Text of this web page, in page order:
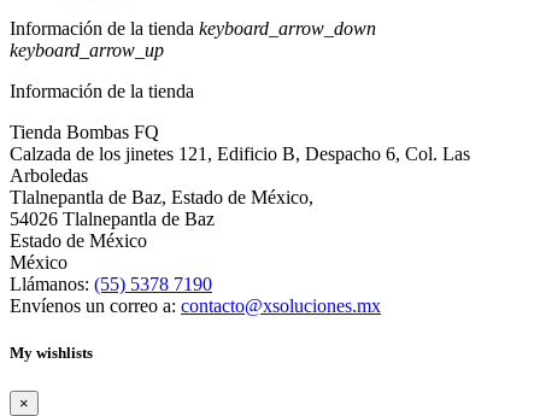
Información de la tienda keyboard_arrow_down
keyboard_arrow_up
Información de la tienda
Tienda Bombas FQ
Calzada de los jinetes 121, Edificio B, Despacho 6, Col. Las
Arboledas
Tlalnepantla de Baz, Estado de México,
54026 Tlalnepantla de Baz
Estado de México
México
Llámanos: (55) 5378 7190
Envíenos un correo a: contacto@xsoluciones.mx
My wishlists
×